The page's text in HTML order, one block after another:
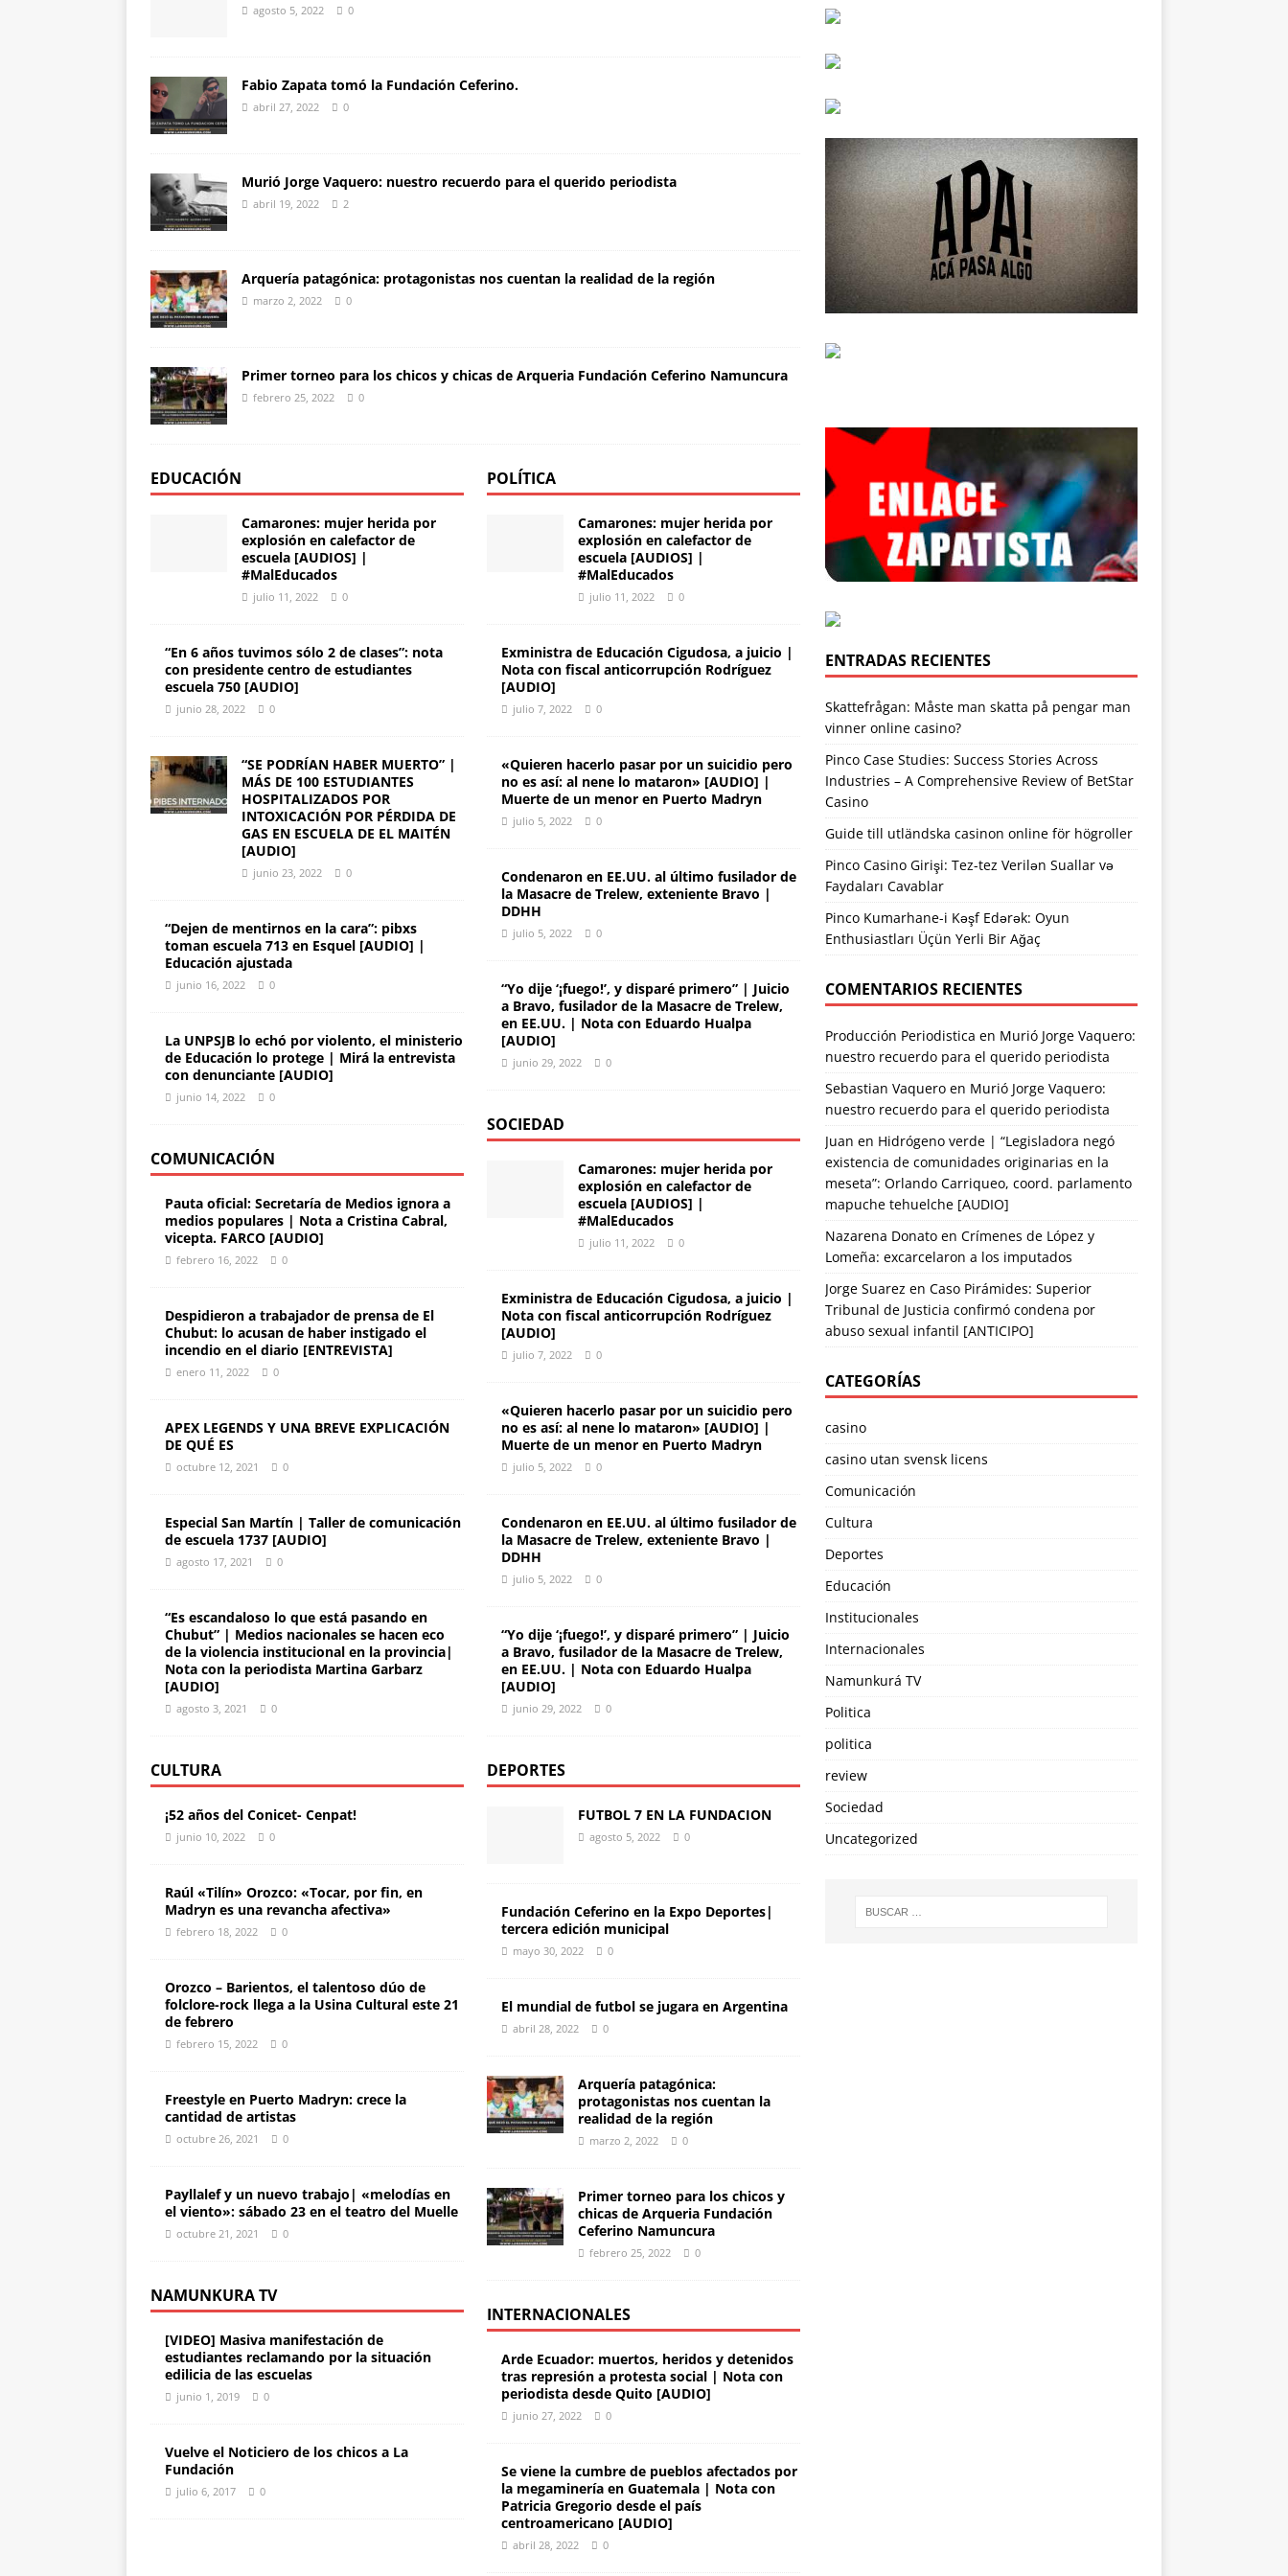
agosto 5, 2022 0
Fabio Zapata tomó la Fundación Ceferino.
abril 27, 2022 0
Murió Jorge Vaquero: nuestro recuerdo para el querido periodista
abril 19, 2022 2
Arquería patagónica: protagonistas nos cuentan la realidad de la región
marzo 2, 2022 0
Primer torneo para los chicos y chicas de Arqueria Fundación Ceferino Namuncura
febrero 25, 2022 0
EDUCACIÓN
Camarones: mujer herida por
explosión en calefactor de
escuela [AUDIOS] |
#MalEducados
julio 11, 2022 0
“En 6 años tuvimos sólo 2 de clases”: nota
con presidente centro de estudiantes
escuela 750 [AUDIO]
junio 28, 2022 0
“SE PODRÍAN HABER MUERTO” |
MÁS DE 100 ESTUDIANTES
HOSPITALIZADOS POR
INTOXICACIÓN POR PÉRDIDA DE
GAS EN ESCUELA DE EL MAITÉN
[AUDIO]
junio 23, 2022 0
“Dejen de mentirnos en la cara”: pibxs
toman escuela 713 en Esquel [AUDIO] |
Educación ajustada
junio 16, 2022 0
La UNPSJB lo echó por violento, el ministerio
de Educación lo protege | Mirá la entrevista
con denunciante [AUDIO]
junio 14, 2022 0
COMUNICACIÓN
Pauta oficial: Secretaría de Medios ignora a
medios populares | Nota a Cristina Cabral,
vicepta. FARCO [AUDIO]
febrero 16, 2022 0
Despidieron a trabajador de prensa de El
Chubut: lo acusan de haber instigado el
incendio en el diario [ENTREVISTA]
enero 11, 2022 0
APEX LEGENDS Y UNA BREVE EXPLICACIÓN
DE QUÉ ES
octubre 12, 2021 0
Especial San Martín | Taller de comunicación
de escuela 1737 [AUDIO]
agosto 17, 2021 0
“Es escandaloso lo que está pasando en
Chubut” | Medios nacionales se hacen eco
de la violencia institucional en la provincia|
Nota con la periodista Martina Garbarz
[AUDIO]
agosto 3, 2021 0
CULTURA
¡52 años del Conicet- Cenpat!
junio 10, 2022 0
Raúl «Tilín» Orozco: «Tocar, por fin, en
Madryn es una revancha afectiva»
febrero 18, 2022 0
Orozco – Barientos, el talentoso dúo de
folclore-rock llega a la Usina Cultural este 21
de febrero
febrero 15, 2022 0
Freestyle en Puerto Madryn: crece la
cantidad de artistas
octubre 26, 2021 0
Payllalef y un nuevo trabajo| «melodías en
el viento»: sábado 23 en el teatro del Muelle
octubre 21, 2021 0
NAMUNKURA TV
[VIDEO] Masiva manifestación de
estudiantes reclamando por la situación
edilicia de las escuelas
junio 1, 2019 0
Vuelve el Noticiero de los chicos a La
Fundación
julio 6, 2017 0
POLÍTICA
Camarones: mujer herida por
explosión en calefactor de
escuela [AUDIOS] |
#MalEducados
julio 11, 2022 0
Exministra de Educación Cigudosa, a juicio |
Nota con fiscal anticorrupción Rodríguez
[AUDIO]
julio 7, 2022 0
«Quieren hacerlo pasar por un suicidio pero
no es así: al nene lo mataron» [AUDIO] |
Muerte de un menor en Puerto Madryn
julio 5, 2022 0
Condenaron en EE.UU. al último fusilador de
la Masacre de Trelew, exteniente Bravo |
DDHH
julio 5, 2022 0
“Yo dije ‘¡fuego!’, y disparé primero” | Juicio
a Bravo, fusilador de la Masacre de Trelew,
en EE.UU. | Nota con Eduardo Hualpa
[AUDIO]
junio 29, 2022 0
SOCIEDAD
Camarones: mujer herida por
explosión en calefactor de
escuela [AUDIOS] |
#MalEducados
julio 11, 2022 0
Exministra de Educación Cigudosa, a juicio |
Nota con fiscal anticorrupción Rodríguez
[AUDIO]
julio 7, 2022 0
«Quieren hacerlo pasar por un suicidio pero
no es así: al nene lo mataron» [AUDIO] |
Muerte de un menor en Puerto Madryn
julio 5, 2022 0
Condenaron en EE.UU. al último fusilador de
la Masacre de Trelew, exteniente Bravo |
DDHH
julio 5, 2022 0
“Yo dije ‘¡fuego!’, y disparé primero” | Juicio
a Bravo, fusilador de la Masacre de Trelew,
en EE.UU. | Nota con Eduardo Hualpa
[AUDIO]
junio 29, 2022 0
DEPORTES
FUTBOL 7 EN LA FUNDACION
agosto 5, 2022 0
Fundación Ceferino en la Expo Deportes|
tercera edición municipal
mayo 30, 2022 0
El mundial de futbol se jugara en Argentina
abril 28, 2022 0
Arquería patagónica:
protagonistas nos cuentan la
realidad de la región
marzo 2, 2022 0
Primer torneo para los chicos y
chicas de Arqueria Fundación
Ceferino Namuncura
febrero 25, 2022 0
INTERNACIONALES
Arde Ecuador: muertos, heridos y detenidos
tras represión a protesta social | Nota con
periodista desde Quito [AUDIO]
junio 27, 2022 0
Se viene la cumbre de pueblos afectados por
la megaminería en Guatemala | Nota con
Patricia Gregorio desde el país
centroamericano [AUDIO]
abril 28, 2022 0
ENTRADAS RECIENTES
Skattefrågan: Måste man skatta på pengar man
vinner online casino?
Pinco Case Studies: Success Stories Across
Industries – A Comprehensive Review of BetStar
Casino
Guide till utländska casinon online för högroller
Pinco Casino Girişi: Tez-tez Verilən Suallar və
Faydaları Cavablar
Pinco Kumarhane-i Kəşf Edərək: Oyun
Enthusiastları Üçün Yerli Bir Ağaç
COMENTARIOS RECIENTES
Producción Periodistica en Murió Jorge Vaquero:
nuestro recuerdo para el querido periodista
Sebastian Vaqueroen Murió Jorge Vaquero:
nuestro recuerdo para el querido periodista
Juan en Hidrógeno verde | “Legisladora negó
existencia de comunidades originarias en la
meseta”: Orlando Carriqueo, coord. parlamento
mapuche tehuelche [AUDIO]
Nazarena Donatoen Crímenes de López y
Lomeña: excarcelaron a los imputados
Jorge Suarez en Caso Pirámides: Superior
Tribunal de Justicia confirmó condena por
abuso sexual infantil [ANTICIPO]
CATEGORÍAS
casino
casino utan svensk licens
Comunicación
Cultura
Deportes
Educación
Institucionales
Internacionales
Namunkurá TV
Politica
politica
review
Sociedad
Uncategorized